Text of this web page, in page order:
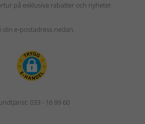
på exklusiva rabatter och nyheter.
din e-postadress nedan.
033 - 16 99 60